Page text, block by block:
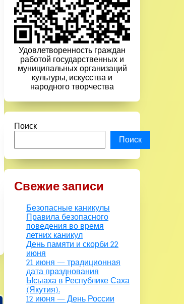
Удовлетворенность граждан
работой государственных и
муниципальных организаций
культуры, искусства и
народного творчества
Поиск
Поиск
Свежие записи
Безопасные каникулы
Правила безопасного
поведения во время
летних каникул
День памяти и скорби 22
июня
21 июня — традиционная
дата празднования
Ысыаха в Республике Саха
(Якутия).
12 июня — День России